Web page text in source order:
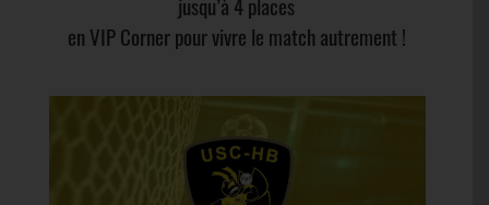
en VIP Corner pour vivre le match autrement !